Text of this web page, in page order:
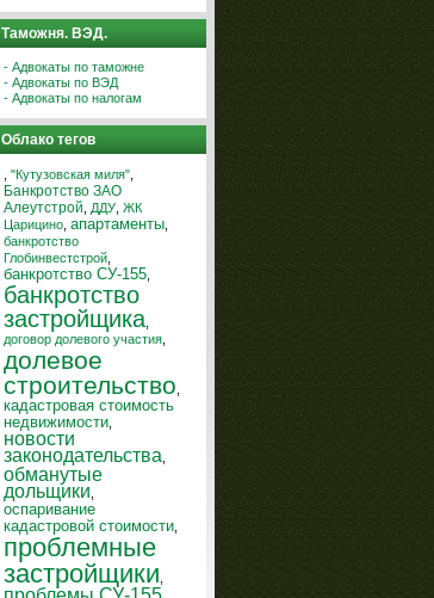
Таможня. ВЭД.
- Адвокаты по таможне
- Адвокаты по ВЭД
- Адвокаты по налогам
Облако тегов
"Кутузовская миля"
Банкротство ЗАО
Алеутстрой
ДДУ ЖК
Царицино апартаменты
банкротство
Глобинвестстрой
банкротство СУ-155
банкротство
застройщика
договор долевого участия
долевое
строительство
кадастровая стоимость
недвижимости
новости
законодательства
обманутые
дольщики
оспаривание
кадастровой стоимости
проблемные
застройщики